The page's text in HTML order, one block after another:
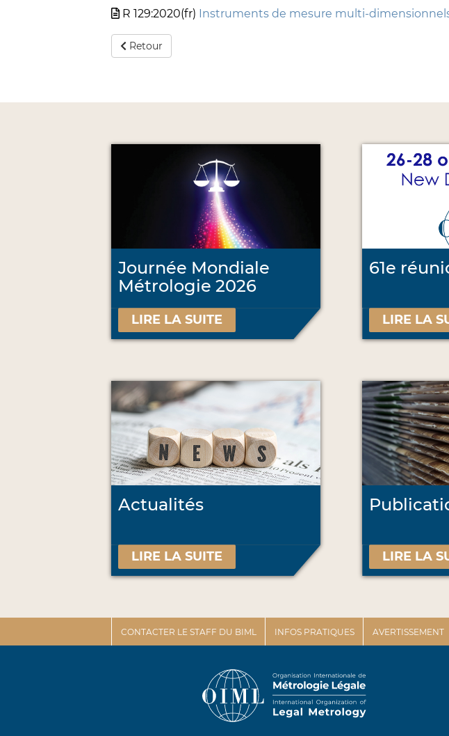
R 129:2020(fr) Instruments de mesure multi-
Retour
Journée Mondiale
Métrologie 2026
LIRE LA SUITE
61e
LIRE LA
Actualités
LIRE LA SUITE LIRE LA
CONTACTER LE STAFF DU BIML INFOS PRATIQUES AVERTISSEMENT